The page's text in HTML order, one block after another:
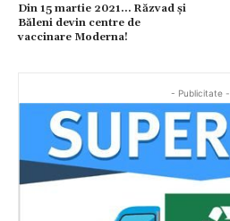
Din 15 martie 2021… Răzvad și
Băleni devin centre de
vaccinare Moderna!
- Publicitate -